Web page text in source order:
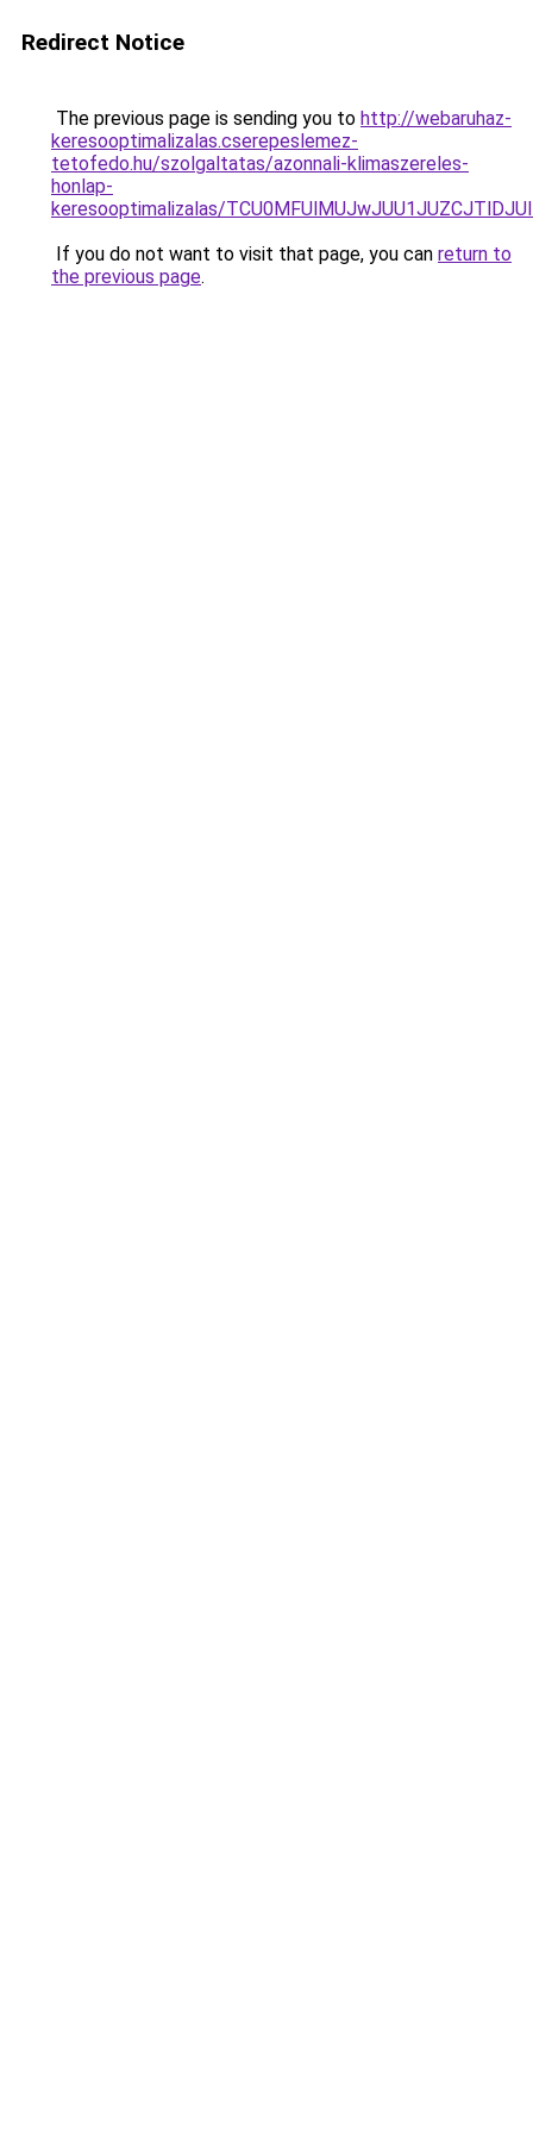
Redirect Notice
The previous page is sending you to http://webaruhaz-
keresooptimalizalas.cserepeslemez-
tetofedo.hu/szolgaltatas/azonnali-klimaszereles-
honlap-
keresooptimalizalas/
If you do not want to visit that page, you can return to
the previous page.